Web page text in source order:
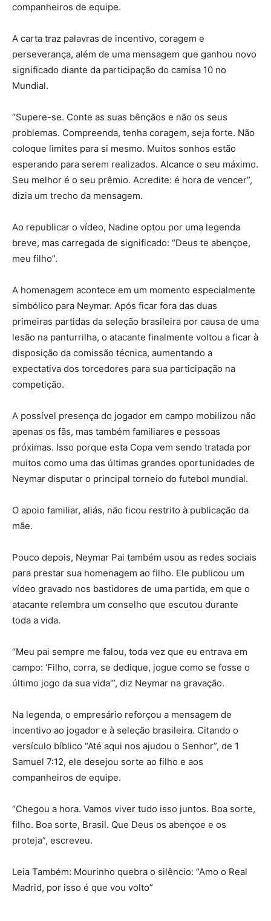
companheiros de equipe.
A carta traz palavras de incentivo, coragem e
perseverança, além de uma mensagem que ganhou novo
significado diante da participação do camisa 10 no
Mundial.
“Supere-se. Conte as suas bênçãos e não os seus
problemas. Compreenda, tenha coragem, seja forte. Não
coloque limites para si mesmo. Muitos sonhos estão
esperando para serem realizados. Alcance o seu máximo.
Seu melhor é o seu prêmio. Acredite: é hora de vencer”,
dizia um trecho da mensagem.
Ao republicar o vídeo, Nadine optou por uma legenda
breve, mas carregada de significado: “Deus te abençoe,
meu filho”.
A homenagem acontece em um momento especialmente
simbólico para Neymar. Após ficar fora das duas
primeiras partidas da seleção brasileira por causa de uma
lesão na panturrilha, o atacante finalmente voltou a ficar à
disposição da comissão técnica, aumentando a
expectativa dos torcedores para sua participação na
competição.
A possível presença do jogador em campo mobilizou não
apenas os fãs, mas também familiares e pessoas
próximas. Isso porque esta Copa vem sendo tratada por
muitos como uma das últimas grandes oportunidades de
Neymar disputar o principal torneio do futebol mundial.
O apoio familiar, aliás, não ficou restrito à publicação da
mãe.
Pouco depois, Neymar Pai também usou as redes sociais
para prestar sua homenagem ao filho. Ele publicou um
vídeo gravado nos bastidores de uma partida, em que o
atacante relembra um conselho que escutou durante
toda a vida.
“Meu pai sempre me falou, toda vez que eu entrava em
campo: ‘Filho, corra, se dedique, jogue como se fosse o
último jogo da sua vida'”, diz Neymar na gravação.
Na legenda, o empresário reforçou a mensagem de
incentivo ao jogador e à seleção brasileira. Citando o
versículo bíblico “Até aqui nos ajudou o Senhor”, de 1
Samuel 7:12, ele desejou sorte ao filho e aos
companheiros de equipe.
“Chegou a hora. Vamos viver tudo isso juntos. Boa sorte,
filho. Boa sorte, Brasil. Que Deus os abençoe e os
proteja”, escreveu.
Leia Também: Mourinho quebra o silêncio: “Amo o Real
Madrid, por isso é que vou volto”